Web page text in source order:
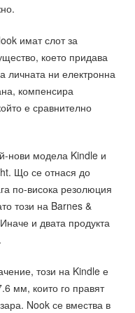
имат слот за
което придава
личната ни електронна
компенсира
е сравнително
нови модела Kindle и
Що се отнася до
по-висока резолюция
този на Barnes &
и двата продукта
този на Kindle е
мм, които го правят
Nook се вмества в